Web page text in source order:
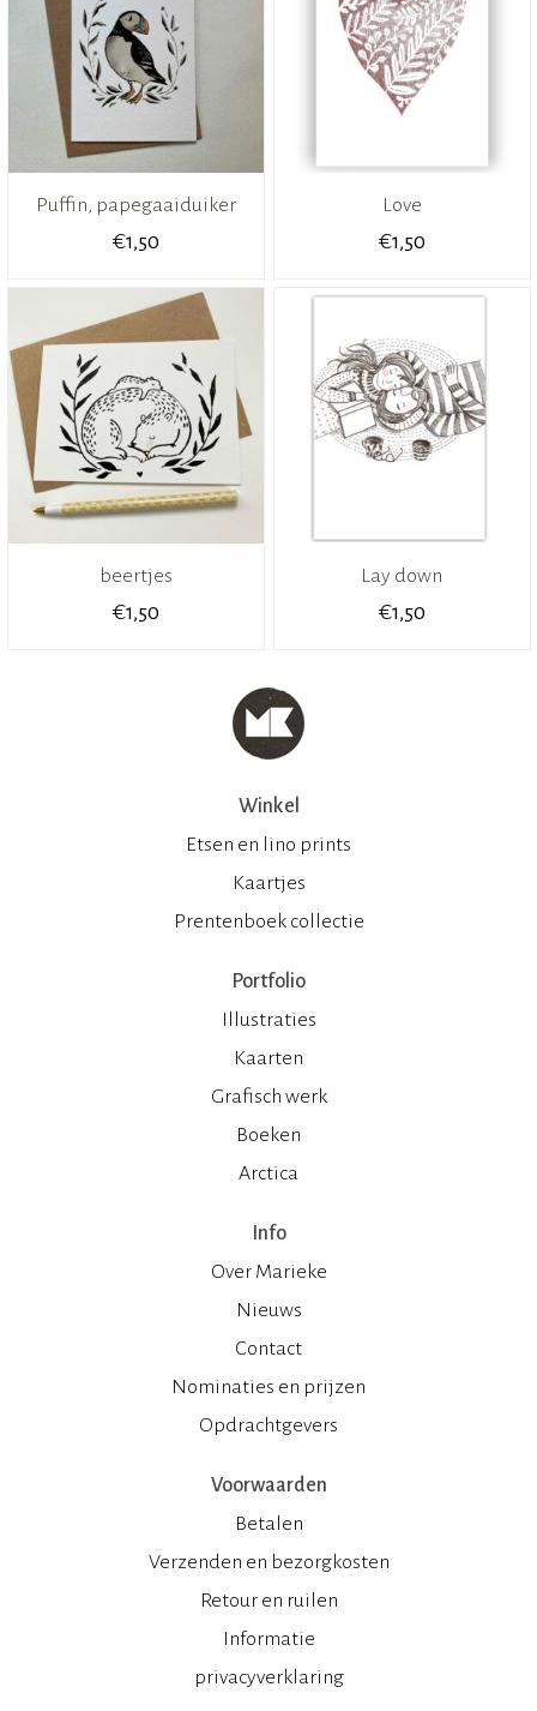
Puffin, papegaaiduiker
€1,50
Love
€1,50
beertjes
€1,50
Lay down
€1,50
Winkel
Etsen en lino prints
Kaartjes
Prentenboek collectie
Portfolio
Illustraties
Kaarten
Grafisch werk
Boeken
Arctica
Info
Over Marieke
Nieuws
Contact
Nominaties en prijzen
Opdrachtgevers
Voorwaarden
Betalen
Verzenden en bezorgkosten
Retour en ruilen
Informatie
privacyverklaring